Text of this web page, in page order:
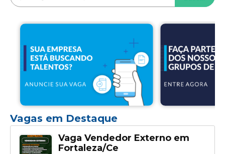
Vagas em Destaque
Vaga Vendedor Externo em
Fortaleza/Ce